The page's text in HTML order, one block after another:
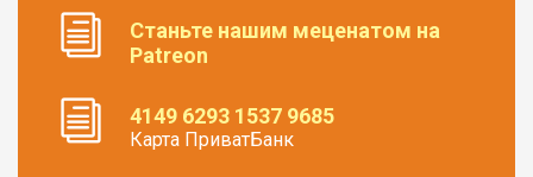
Станьте нашим меценатом на
Patreon
4149 6293 1537 9685
Карта ПриватБанк